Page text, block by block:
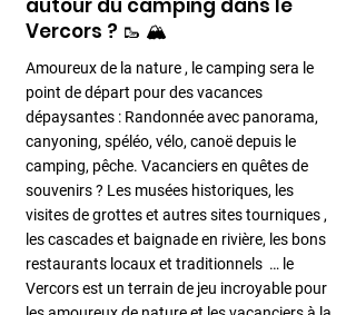
autour du camping dans le
Vercors ? 🥾 🏔️
Amoureux de la nature , le camping sera le
point de départ pour des vacances
dépaysantes : Randonnée avec panorama,
canyoning, spéléo, vélo, canoë depuis le
camping, pêche. Vacanciers en quêtes de
souvenirs ? Les musées historiques, les
visites de grottes et autres sites tourniques ,
les cascades et baignade en rivière, les bons
restaurants locaux et traditionnels … le
Vercors est un terrain de jeu incroyable pour